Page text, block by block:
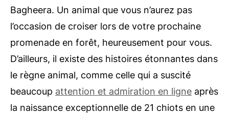
Bagheera. Un animal que vous n’aurez pas
l’occasion de croiser lors de votre prochaine
promenade en forêt, heureusement pour vous.
D’ailleurs, il existe des histoires étonnantes dans
le règne animal, comme celle qui a suscité
beaucoup attention et admiration en ligne après
la naissance exceptionnelle de 21 chiots en une